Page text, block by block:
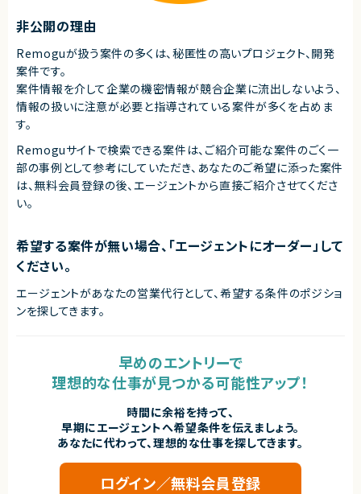
・Webの動作原理やブラウザについての理解
・自ら技術的な問題を発見して組織を横断した課題を解決した経験
・新規事業立ち上げ経験
・Ruby On RailsやLaravel等のTypeScript以外のWebフレームワークを利
用した開発経験
・OSSへの貢献経験／OSSコミュニティへの理解、もしくはカンファレンスで
技術内容を発表した経験
・AWSを利用した開発経験
■求める人物像
・ビジネス視点での成長意欲がある方
・専門性と幅広い知識を両立したい方
・ユーザー価値にこだわれる方
契約形態
契約元
株式会社LASSIC
エージェントから
◎フルリモートかつ裁量労働で柔軟な働き方が可能です！
◎新規事業・DX推進に関わるため、ビジネス視点も身につきます！
◎技術選定や意思決定に関われるため、テックリードとしての経験を積めま
非公開の理由
Remoguが扱う案件の多くは、秘匿性の高いプロジェクト、開発
案件です。
案件情報を介して企業の機密情報が競合企業に流出しないよう、
情報の扱いに注意が必要と指導されている案件が多くを占めま
す。
Remoguサイトで検索できる案件は、ご紹介可能な案件のごく一
部の事例として参考にしていただき、 あなたのご希望に添った案件
は、無料会員登録の後、エージェントから直接ご紹介させてくださ
い。
希望する案件が無い場合、「エージェントにオーダー」して
ください。
エージェントがあなたの営業代行として、希望する条件のポジショ
ンを探してきます。
早めのエントリーで
理想的な仕事が見つかる可能性アップ！
時間に余裕を持って、
早期にエージェントへ希望条件を伝えましょう。
あなたに代わって、理想的な仕事を探してきます。
ログイン／無料会員登録